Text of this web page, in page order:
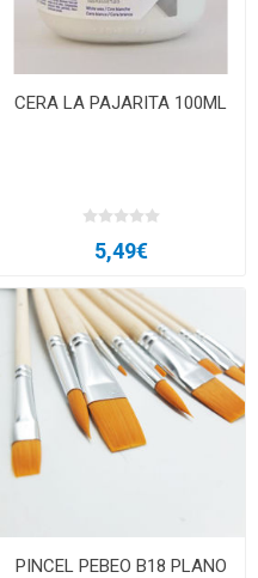
CERA LA PAJARITA 100ML
5,49€
PINCEL PEBEO B18 PLANO